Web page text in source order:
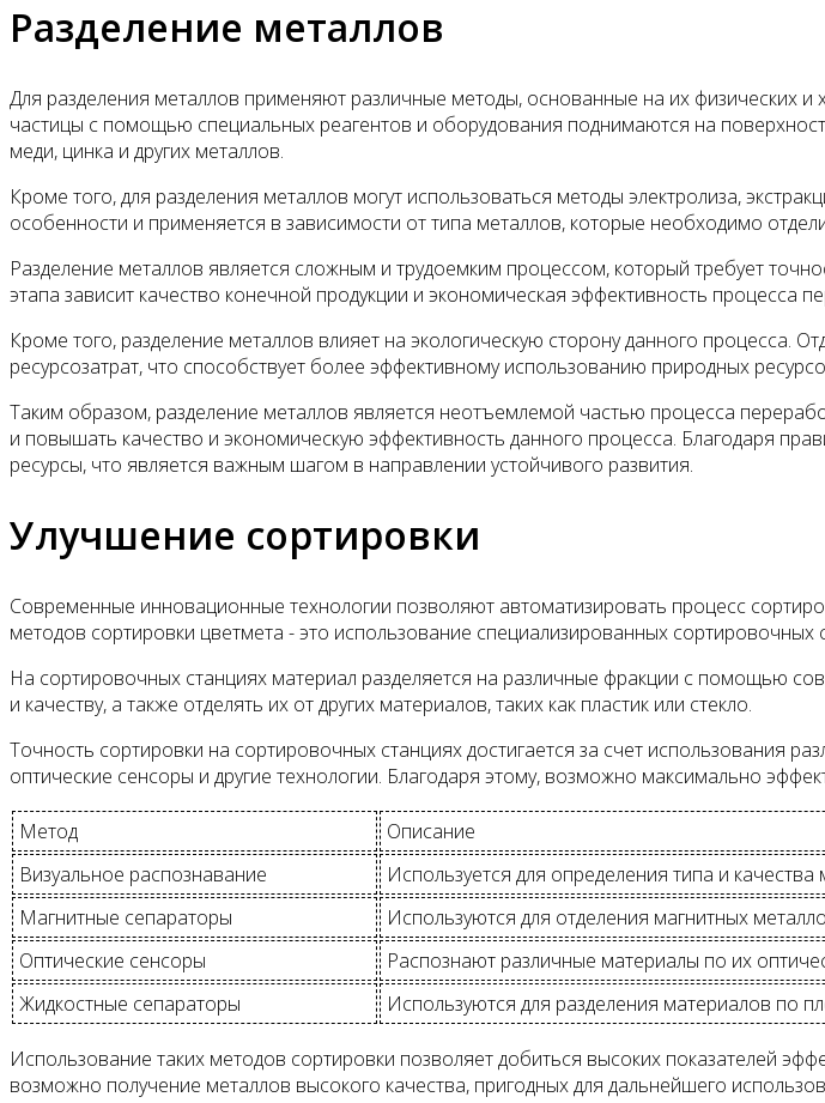
Разделение металлов
Для разделения металлов применяют различные методы, основанные на их физических
частицы с помощью специальных реагентов и оборудования поднимаются на
меди, цинка и других металлов.
Кроме того, для разделения металлов могут использоваться методы электролиза,
особенности и применяется в зависимости от типа металлов, которые необходимо
Разделение металлов является сложным и трудоемким процессом, который требует
этапа зависит качество конечной продукции и экономическая эффективность процесса
Кроме того, разделение металлов влияет на экологическую сторону данного
ресурсозатрат, что способствует более эффективному использованию природных
Таким образом, разделение металлов является неотъемлемой частью процесса
и повышать качество и экономическую эффективность данного процесса. Благодаря
ресурсы, что является важным шагом в направлении устойчивого развития.
Улучшение сортировки
Современные инновационные технологии позволяют автоматизировать процесс
методов сортировки цветмета - это использование специализированных сортировочных
На сортировочных станциях материал разделяется на различные фракции с помощью
и качеству, а также отделять их от других материалов, таких как пластик или стекло.
Точность сортировки на сортировочных станциях достигается за счет использования
оптические сенсоры и другие технологии. Благодаря этому, возможно максимально
Метод
Описание
Визуальное распознавание
Используется для определения типа и
Магнитные сепараторы
Используются для отделения магнитных
Оптические сенсоры
Распознают различные материалы по их
Жидкостные сепараторы
Используются для разделения материалов по
Использование таких методов сортировки позволяет добиться высоких показателей
возможно получение металлов высокого качества, пригодных для дальнейшего